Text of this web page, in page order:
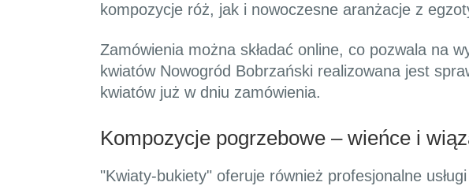
kompozycje róż, jak i nowoczesne aranżacje z
Zamówienia można składać online, co pozwala na
kwiatów Nowogród Bobrzański realizowana jest
kwiatów już w dniu zamówienia.
Kompozycje pogrzebowe – wieńce i
"Kwiaty-bukiety" oferuje również profesjonalne